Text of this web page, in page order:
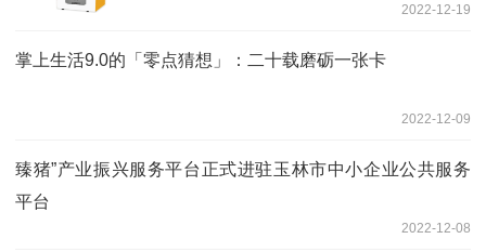
2022-12-19
掌上生活9.0的「零点猜想」：二十载磨砺一张卡
2022-12-09
臻猪”产业振兴服务平台正式进驻玉林市中小企业公共服务
平台
2022-12-08